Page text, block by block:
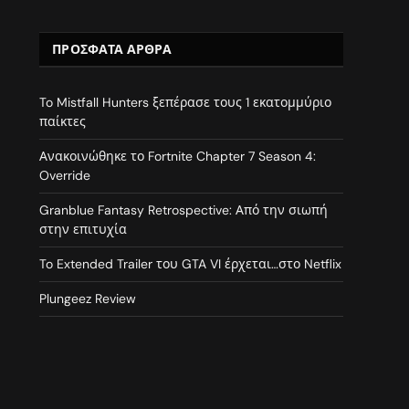
ΠΡΌΣΦΑΤΑ ΆΡΘΡΑ
To Mistfall Hunters ξεπέρασε τους 1 εκατομμύριο
παίκτες
Ανακοινώθηκε το Fortnite Chapter 7 Season 4:
Override
Granblue Fantasy Retrospective: Από την σιωπή
στην επιτυχία
To Extended Trailer του GTA VI έρχεται…στο Netflix
Plungeez Review